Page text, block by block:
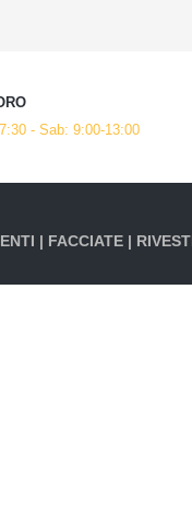
- Sab: 9:00-13:00
| FACCIATE |